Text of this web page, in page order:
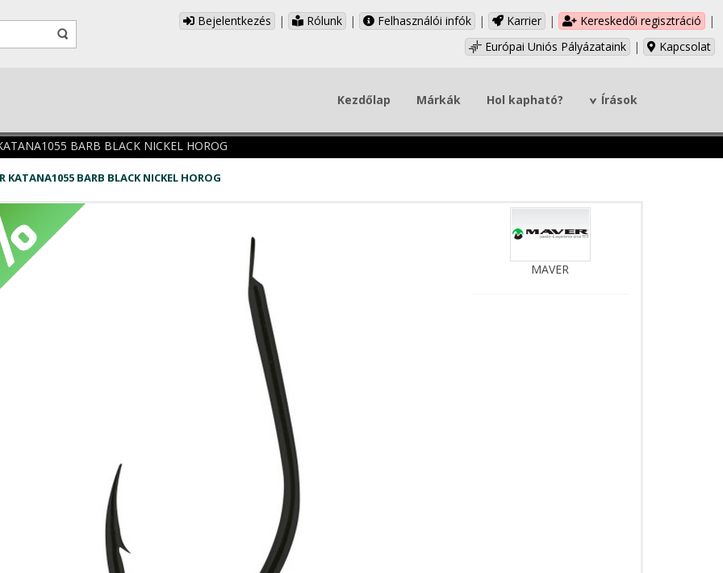
Bejelentkezés | Rólunk | Felhasználói infók | Karrier | Kereskedői regisztráció
|
Európai Uniós Pályázataink
| Kapcsolat
Kezdőlap Márkák Hol kapható? Írások
BARB BLACK NICKEL HOROG
KATANA1055 BARB BLACK NICKEL HOROG
MAVER